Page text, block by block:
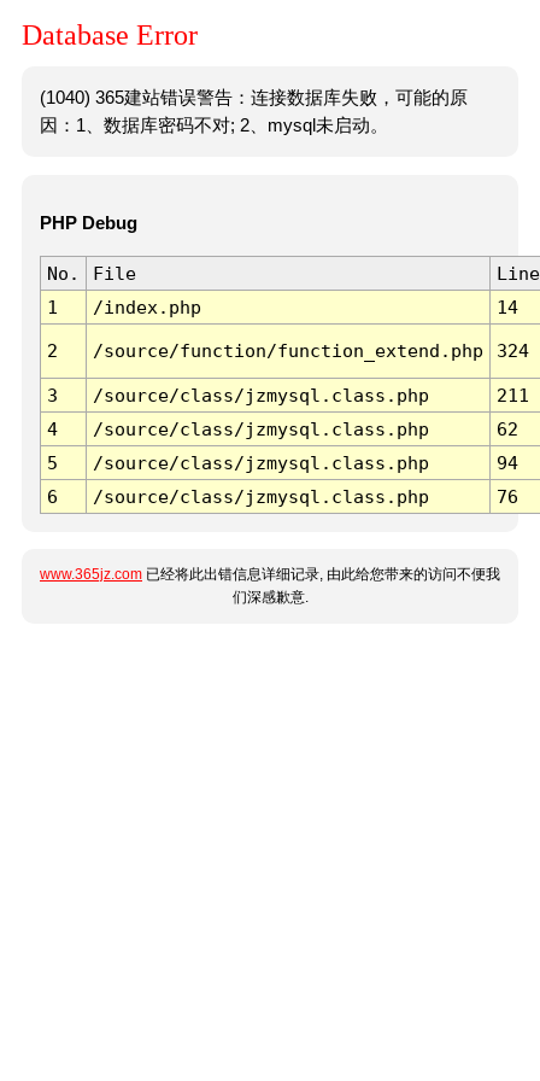
Database Error
(1040) 365建站错误警告：连接数据库失败，可能的原
因：1、数据库密码不对; 2、mysql未启动。
PHP Debug
No. File
Line
1
/index.php 14
2 /source/function/function_extend.php 324
3 /source/class/jzmysql.class.php
211
4
/source/class/jzmysql.class.php
62
5
/source/class/jzmysql.class.php
94
6
/source/class/jzmysql.class.php 76
www.365jz.com 已经将此出错信息详细记录, 由此给您带来的访问不便我
们深感歉意.